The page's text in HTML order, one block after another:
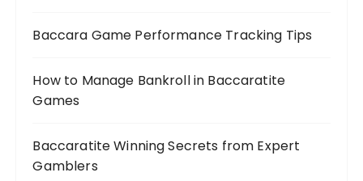
Baccara Game Performance Tracking Tips
How to Manage Bankroll in Baccaratite
Games
Baccaratite Winning Secrets from Expert
Gamblers